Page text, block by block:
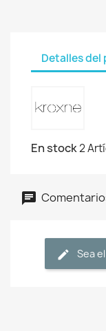
Detalles
En stock2
Sea